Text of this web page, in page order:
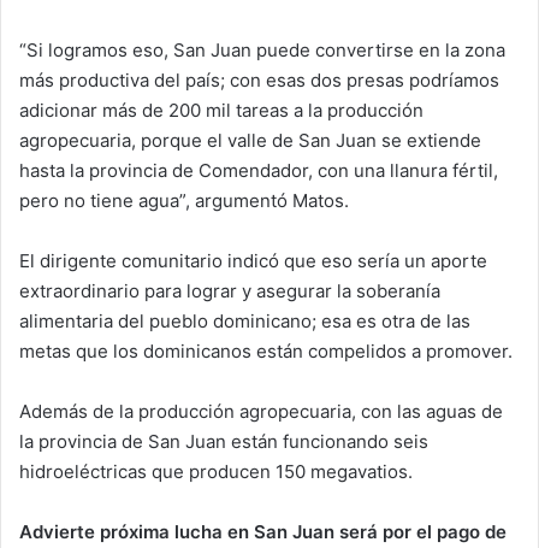
“Si logramos eso, San Juan puede convertirse en la zona
más productiva del país; con esas dos presas podríamos
adicionar más de 200 mil tareas a la producción
agropecuaria, porque el valle de San Juan se extiende
hasta la provincia de Comendador, con una llanura fértil,
pero no tiene agua”, argumentó Matos.
El dirigente comunitario indicó que eso sería un aporte
extraordinario para lograr y asegurar la soberanía
alimentaria del pueblo dominicano; esa es otra de las
metas que los dominicanos están compelidos a promover.
Además de la producción agropecuaria, con las aguas de
la provincia de San Juan están funcionando seis
hidroeléctricas que producen 150 megavatios.
Advierte próxima lucha en San Juan será por el pago de